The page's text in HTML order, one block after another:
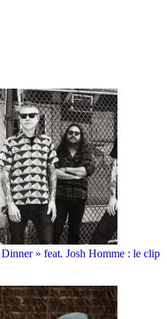
» feat. Josh Homme : le clip